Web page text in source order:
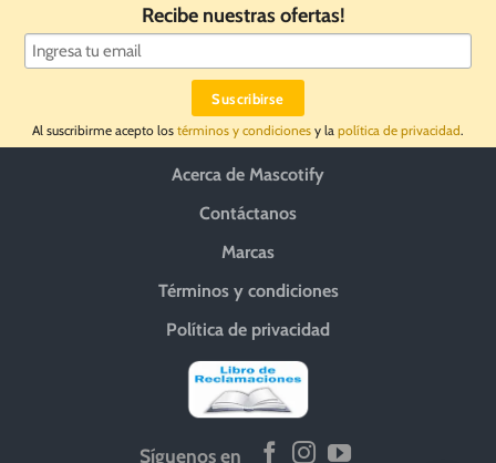
Recibe nuestras ofertas!
Al suscribirme acepto los términos y condiciones y la política de privacidad.
Acerca de Mascotify
Contáctanos
Marcas
Términos y condiciones
Política de privacidad
Síguenos en